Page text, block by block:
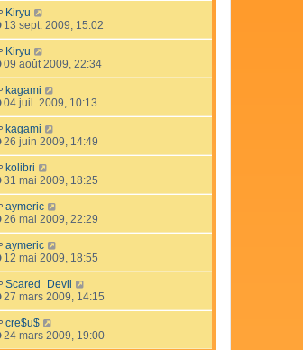
Kiryu
13 sept. 2009, 15:02
Kiryu
09 août 2009, 22:34
kagami
04 juil. 2009, 10:13
kagami
26 juin 2009, 14:49
kolibri
31 mai 2009, 18:25
aymeric
26 mai 2009, 22:29
aymeric
12 mai 2009, 18:55
Scared_Devil
27 mars 2009, 14:15
cre$u$
24 mars 2009, 19:00